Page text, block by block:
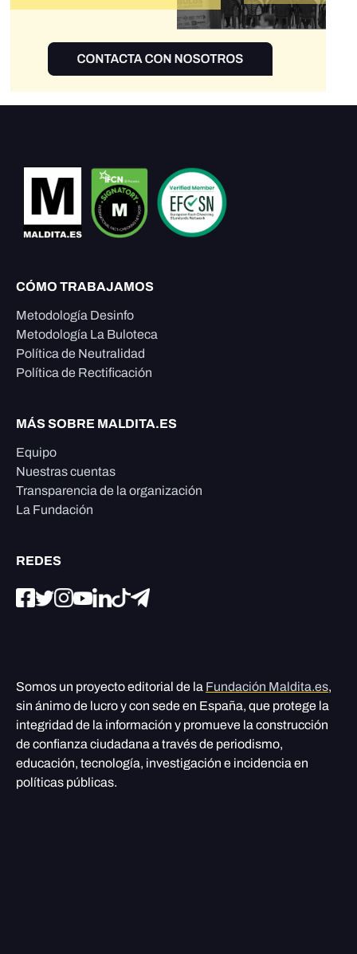
CÓMO TRABAJAMOS
Metodología Desinfo
Metodología La Buloteca
Política de Neutralidad
Política de Rectificación
MÁS SOBRE MALDITA.ES
Equipo
Nuestras cuentas
Transparencia de la organización
La Fundación
REDES
Somos un proyecto editorial de la Fundación Maldita.es,
sin ánimo de lucro y con sede en España, que protege la
integridad de la información y promueve la construcción
de confianza ciudadana a través de periodismo,
educación, tecnología, investigación e incidencia en
políticas públicas.